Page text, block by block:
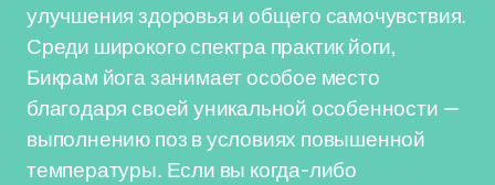
улучшения здоровья и общего самочувствия.
Среди широкого спектра практик йоги,
Бикрам йога занимает особое место
благодаря своей уникальной особенности —
выполнению поз в условиях повышенной
температуры. Если вы когда-либо